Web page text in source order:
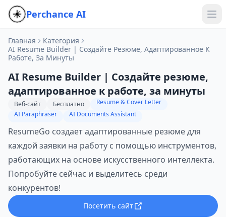
Perchance AI
Главная
Категория
AI Resume Builder | Создайте Резюме, Адаптированное К
Работе, За Минуты
AI Resume Builder | Создайте резюме,
адаптированное к работе, за минуты
Веб-сайт Бесплатно
Resume & Cover Letter
AI Paraphraser
AI Documents Assistant
ResumeGo создает адаптированные резюме для
каждой заявки на работу с помощью инструментов,
работающих на основе искусственного интеллекта.
Попробуйте сейчас и выделитесь среди
конкурентов!
Посетить сайт